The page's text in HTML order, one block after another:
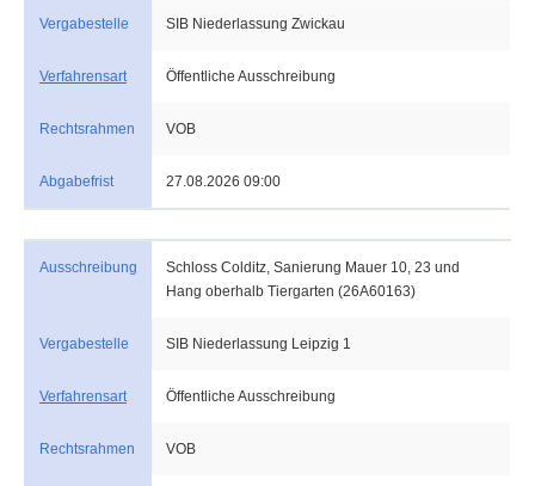
Vergabestelle SIB Niederlassung Zwickau
Verfahrensart Öffentliche Ausschreibung
Rechtsrahmen VOB
Abgabefrist 27.08.2026 09:00
Ausschreibung
Schloss Colditz, Sanierung Mauer 10, 23 und
Hang oberhalb Tiergarten (26A60163)
Vergabestelle SIB Niederlassung Leipzig 1
Verfahrensart Öffentliche Ausschreibung
Rechtsrahmen VOB